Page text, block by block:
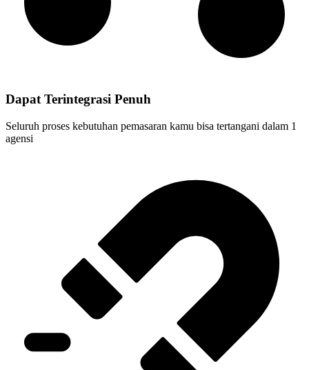
Dapat Terintegrasi Penuh
Seluruh proses kebutuhan pemasaran kamu bisa tertangani dalam 1
agensi